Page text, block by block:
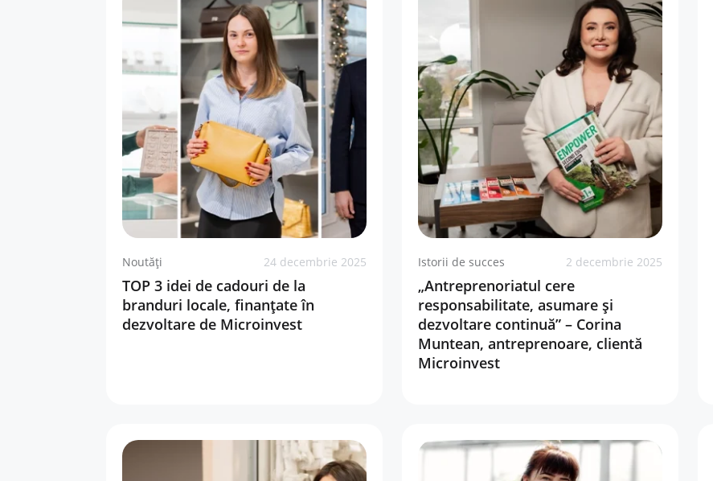
Noutăți 24 decembrie 2025
TOP 3 idei de cadouri de la
branduri locale, finanțate în
dezvoltare de Microinvest
Istorii de succes 2 decembrie 2025
„Antreprenoriatul cere
responsabilitate, asumare și
dezvoltare continuă” – Corina
Muntean, antreprenoare, clientă
Microinvest